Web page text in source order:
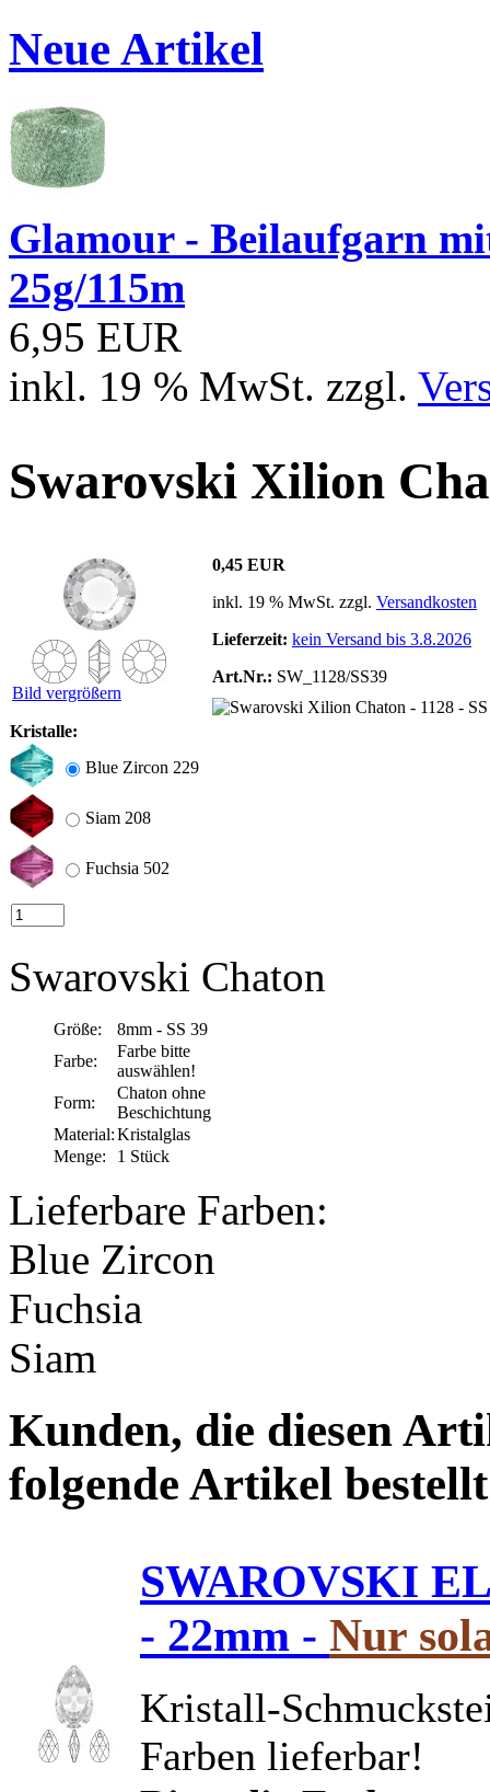
Neue Artikel
Glamour - Beilaufgarn
25g/115m
6,95 EUR
inkl. 19 % MwSt. zzgl.
Swarovski Xilion
Bild vergrößern
0,45 EUR
inkl. 19 % MwSt. zzgl. Versandkosten
Lieferzeit: kein Versand bis 3.8.2026
Art.Nr.: SW_1128/SS39
Kristalle:
Blue Zircon 229
Siam 208
Fuchsia 502
Swarovski Chaton
Größe:
8mm - SS 39
Farbe:
Farbe bitte
auswählen!
Form:
Chaton ohne
Beschichtung
Material:Kristalglas
Menge:
1 Stück
Lieferbare Farben:
Blue Zircon
Fuchsia
Siam
Kunden, die diesen
folgende Artikel
SWAROVSKI
- 22mm - Nur
Kristall-
Farben lieferbar!